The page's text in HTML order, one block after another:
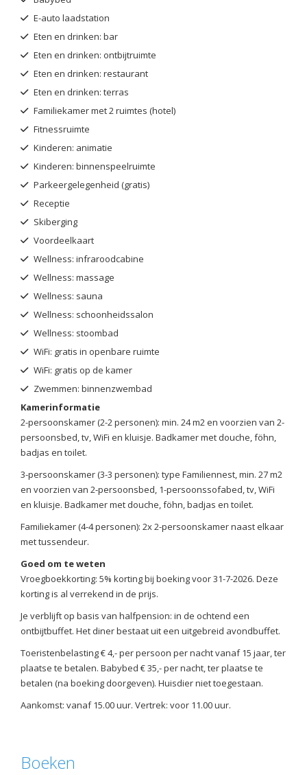
E-auto laadstation
Eten en drinken: bar
Eten en drinken: ontbijtruimte
Eten en drinken: restaurant
Eten en drinken: terras
Familiekamer met 2 ruimtes (hotel)
Fitnessruimte
Kinderen: animatie
Kinderen: binnenspeelruimte
Parkeergelegenheid (gratis)
Receptie
Skiberging
Voordeelkaart
Wellness: infraroodcabine
Wellness: massage
Wellness: sauna
Wellness: schoonheidssalon
Wellness: stoombad
WiFi: gratis in openbare ruimte
WiFi: gratis op de kamer
Zwemmen: binnenzwembad
Kamerinformatie
2-persoonskamer (2-2 personen): min. 24 m2 en voorzien van 2-
persoonsbed, tv, WiFi en kluisje. Badkamer met douche, föhn,
badjas en toilet.
3-persoonskamer (3-3 personen): type Familiennest, min. 27 m2
en voorzien van 2-persoonsbed, 1-persoonssofabed, tv, WiFi
en kluisje. Badkamer met douche, föhn, badjas en toilet.
Familiekamer (4-4 personen): 2x 2-persoonskamer naast elkaar
met tussendeur.
Goed om te weten
Vroegboekkorting: 5% korting bij boeking voor 31-7-2026. Deze
korting is al verrekend in de prijs.
Je verblijft op basis van halfpension: in de ochtend een
ontbijtbuffet. Het diner bestaat uit een uitgebreid avondbuffet.
Toeristenbelasting € 4,- per persoon per nacht vanaf 15 jaar, ter
plaatse te betalen. Babybed € 35,- per nacht, ter plaatse te
betalen (na boeking doorgeven). Huisdier niet toegestaan.
Aankomst: vanaf 15.00 uur. Vertrek: voor 11.00 uur.
Boeken